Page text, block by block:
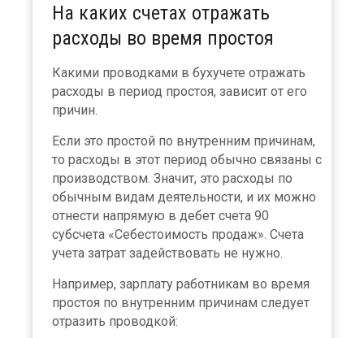
На каких счетах отражать
расходы во время простоя
Какими проводками в бухучете отражать
расходы в период простоя, зависит от его
причин.
Если это простой по внутренним причинам,
то расходы в этот период обычно связаны с
производством. Значит, это расходы по
обычным видам деятельности, и их можно
отнести напрямую в дебет счета 90
субсчета «Себестоимость продаж». Счета
учета затрат задействовать не нужно.
Например, зарплату работникам во время
простоя по внутренним причинам следует
отразить проводкой: